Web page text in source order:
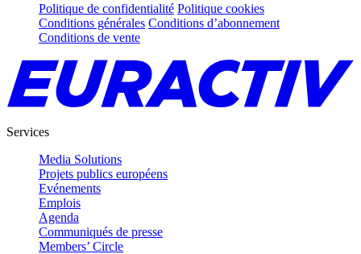
Politique de confidentialité Politique cookies
Conditions générales Conditions d’abonnement
Conditions de vente
Services
Media Solutions
Projets publics européens
Evénements
Emplois
Agenda
Communiqués de presse
Members’ Circle